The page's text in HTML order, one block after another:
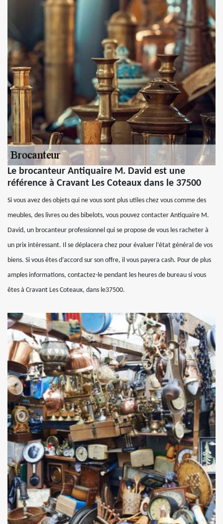
Le brocanteur Antiquaire M. David est une
référence à Cravant Les Coteaux dans le 37500
Si vous avez des objets qui ne vous sont plus utiles chez vous comme des
meubles, des livres ou des bibelots, vous pouvez contacter Antiquaire M.
David, un brocanteur professionnel qui se propose de vous les racheter à
un prix intéressant. Il se déplacera chez pour évaluer l’état général de vos
biens. Si vous êtes d’accord sur son offre, il vous payera cash. Pour de plus
amples informations, contactez-le pendant les heures de bureau si vous
êtes à Cravant Les Coteaux, dans le37500.